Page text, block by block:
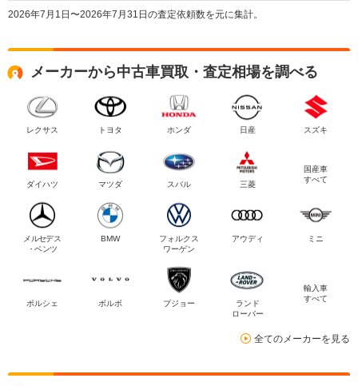
2026年7月1日〜2026年7月31日の査定依頼数を元に集計。
メーカーから中古車買取・査定相場を調べる
レクサス トヨタ ホンダ 日産 スズキ
ダイハツ マツダ スバル 三菱
国産車
すべて
メルセデス
・ベンツ
BMW
フォルクス
ワーゲン
アウディ ミニ
ポルシェ ボルボ プジョー
ランド
ローバー
輸入車
すべて
全てのメーカーを見る